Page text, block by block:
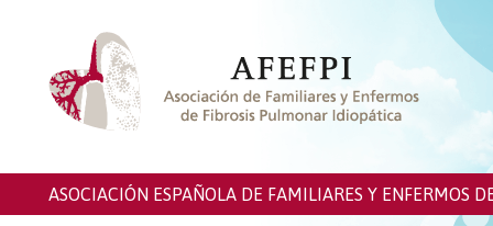
ASOCIACIÓN ESPAÑOLA DE FAMILIARES Y ENFERMOS